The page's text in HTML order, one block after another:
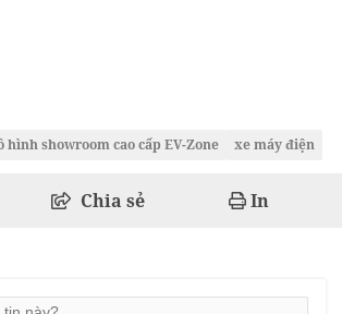
hình showroom cao cấp EV-Zone xe máy điện
Chia sẻ In